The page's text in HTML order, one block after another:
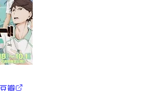
豆瓣